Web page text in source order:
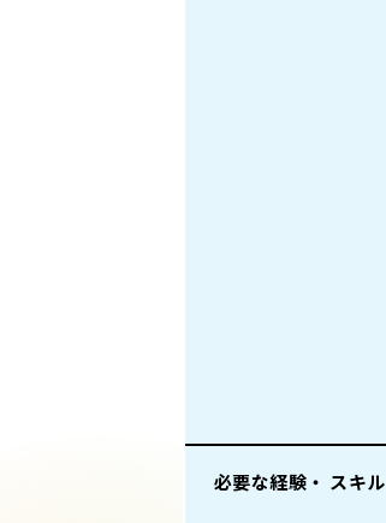
必要な経験・ スキル